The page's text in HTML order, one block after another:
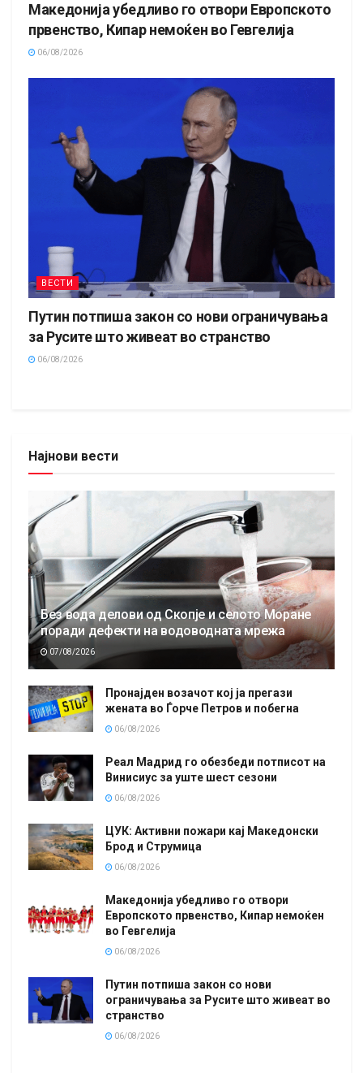
Македонија убедливо го отвори Европското
првенство, Кипар немоќен во Гевгелија
06/08/2026
ВЕСТИ
Путин потпиша закон со нови ограничувања
за Русите што живеат во странство
06/08/2026
Најнови вести
Без вода делови од Скопје и селото Моране
поради дефекти на водоводната мрежа
07/08/2026
Пронајден возачот кој ја прегази
жената во Ѓорче Петров и побегна
06/08/2026
Реал Мадрид го обезбеди потписот на
Винисиус за уште шест сезони
06/08/2026
ЦУК: Активни пожари кај Македонски
Брод и Струмица
06/08/2026
Македонија убедливо го отвори
Европското првенство, Кипар немоќен
во Гевгелија
06/08/2026
Путин потпиша закон со нови
ограничувања за Русите што живеат во
странство
06/08/2026